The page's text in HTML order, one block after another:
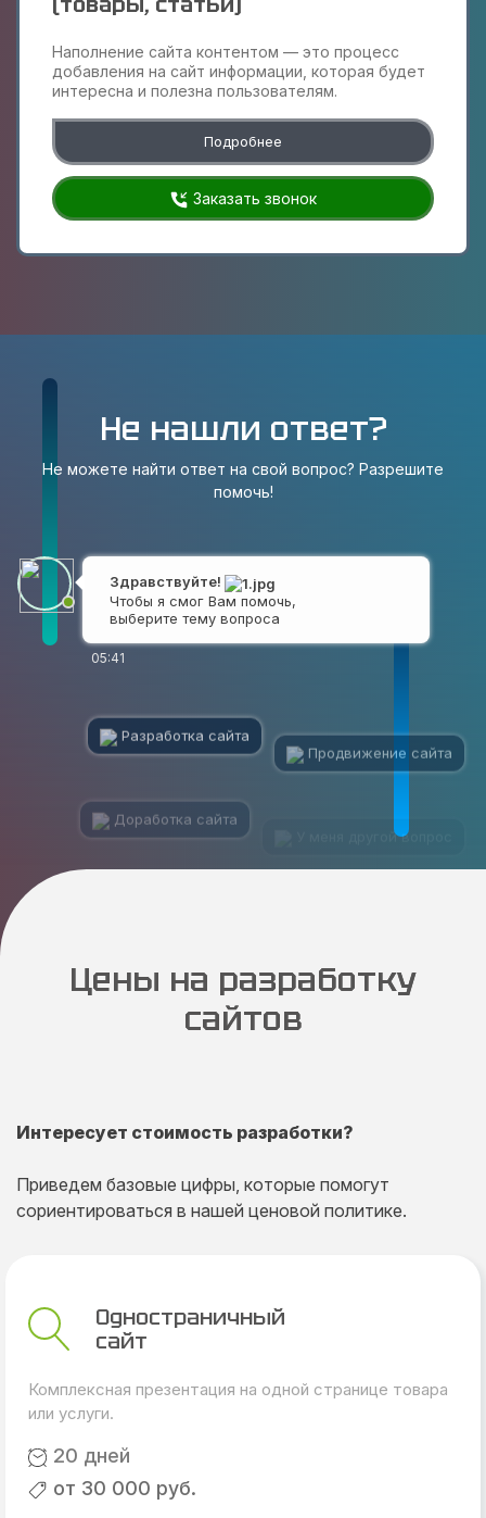
Наполнение сайта контентом — это процесс
добавления на сайт информации, которая будет
интересна и полезна пользователям.
Подробнее
Заказать звонок
Не нашли ответ?
Не можете найти ответ на свой вопрос? Разрешите
помочь!
Здравствуйте!
Чтобы я смог Вам помочь,
выберите тему вопроса
05:41
Доработка сайта У меня другой вопрос
Цены на разработку
сайтов
Интересует стоимость разработки?
Приведем базовые цифры, которые помогут
сориентироваться в нашей ценовой политике.
Одностраничный
сайт
Комплексная презентация на одной странице товара
или услуги.
20 дней
от 30 000 руб.